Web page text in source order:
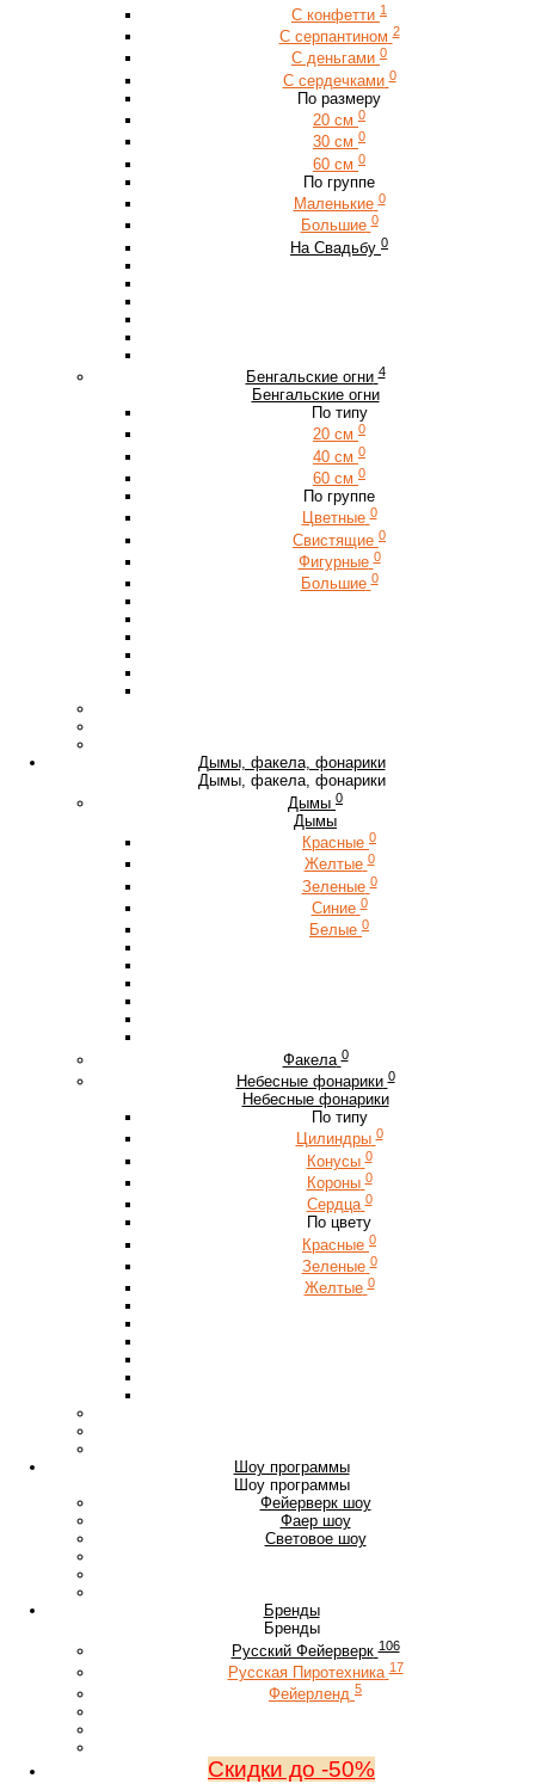
С конфетти 1
С серпантином 2
С деньгами 0
С сердечками 0
По размеру
20 см 0
30 см 0
60 см 0
По группе
Маленькие 0
Большие 0
На Свадьбу 0
Бенгальские огни 4
Бенгальские огни
По типу
20 см 0
40 см 0
60 см 0
По группе
Цветные 0
Свистящие 0
Фигурные 0
Большие 0
Дымы, факела, фонарики
Дымы, факела, фонарики
Дымы 0
Дымы
Красные 0
Желтые 0
Зеленые 0
Синие 0
Белые 0
Факела 0
Небесные фонарики 0
Небесные фонарики
По типу
Цилиндры 0
Конусы 0
Короны 0
Сердца 0
По цвету
Красные 0
Зеленые 0
Желтые 0
Шоу программы
Шоу программы
Фейерверк шоу
Фаер шоу
Световое шоу
Бренды
Бренды
Русский Фейерверк 106
Русская Пиротехника 17
Фейерленд 5
Скидки до -50%